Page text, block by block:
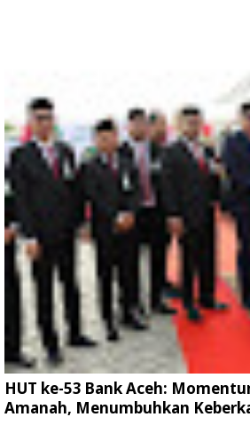
HUT ke-53 Bank Aceh:
Amanah, Menumbuhkan